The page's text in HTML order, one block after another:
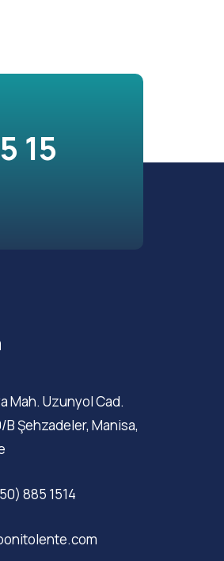
15
Mah. Uzunyol Cad.
B Şehzadeler, Manisa,
885 1514